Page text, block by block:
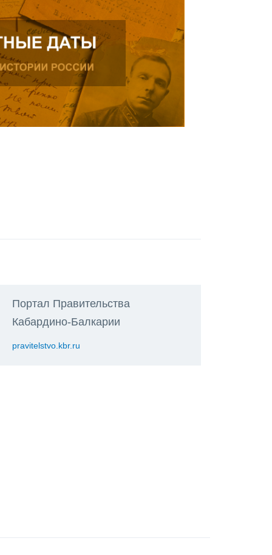
Портал Правительства
Кабардино-Балкарии
pravitelstvo.kbr.ru